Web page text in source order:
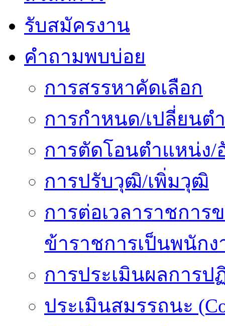
รับสมัครงาน
คำถามพบบ่อย
การสรรหาคัดเลือก
การกำหนด/เปลี่ยนต
การตัดโอนตำแหน่ง/
การปรับวุฒิ/เพิ่มวุฒิ
การต่อเวลาราชการ
ข้าราชการเป็นพนักง
การประเมินผลการป
ประเมินสมรรถนะ